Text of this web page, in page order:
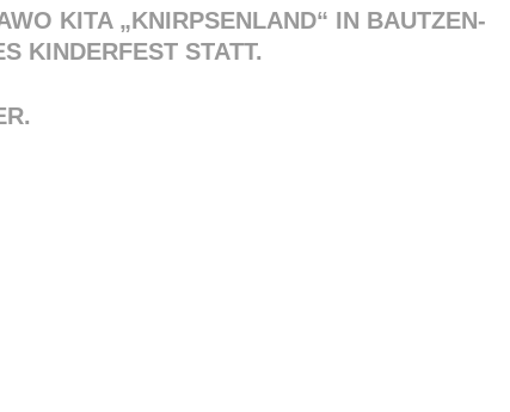
KITA „KNIRPSENLAND“ IN BAUTZEN-
KINDERFEST STATT.